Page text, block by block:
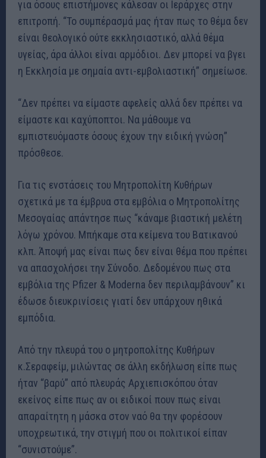
για όσους επιστήμονες κάλεσαν οι Ιεράρχες στην
επιτροπή. “Το συμπέρασμά μας ήταν πως το θέμα δεν
είναι θεολογικό ούτε εκκλησιαστικό, αλλά θέμα
υγείας, άρα άλλοι είναι αρμόδιοι. Δεν μπορεί να βγει
η Εκκλησία με σημαία αντι-εμβολιαστική” σημείωσε.
“Δεν πρέπει να είμαστε αφελείς αλλά δεν πρέπει να
είμαστε και καχύποπτοι. Να μάθουμε να
εμπιστευόμαστε όσους έχουν την ειδική γνώση”
πρόσθεσε.
Για τις ενστάσεις του Μητροπολίτη Κυθήρων
σχετικά με τα έμβρυα στα εμβόλια ο Μητροπολίτης
Μεσογαίας απάντησε πως “κάναμε βιαστική μελέτη
λόγω χρόνου. Μπήκαμε στα κείμενα του Βατικανού
κλπ. Άποψή μας είναι πως δεν είναι θέμα που πρέπει
να απασχολήσει την Σύνοδο. Δεδομένου πως στα
εμβόλια της Pfizer & Moderna δεν περιλαμβάνουν” κι
έδωσε διευκρινίσεις γιατί δεν υπάρχουν ηθικά
εμπόδια.
Από την πλευρά του ο μητροπολίτης Κυθήρων
κ.Σεραφείμ, μιλώντας σε άλλη εκδήλωση είπε πως
ήταν “βαρύ” από πλευράς Αρχιεπισκόπου όταν
εκείνος είπε πως αν οι ειδικοί πουν πως είναι
απαραίτητη η μάσκα στον ναό θα την φορέσουν
υποχρεωτικά, την στιγμή που οι πολιτικοί είπαν
“συνιστούμε”.